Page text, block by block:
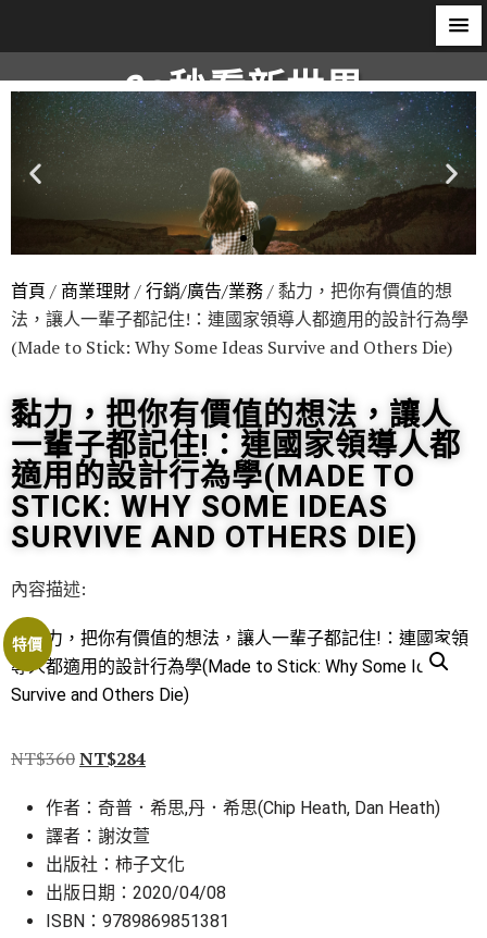
60秒看新世界
柿子文化
首頁 / 商業理財/行銷/廣告/業務/ 黏力，把你有價值的想
法，讓人一輩子都記住!：連國家領導人都適用的設計行為學
(Made to Stick: Why Some Ideas Survive and Others Die)
黏力，把你有價值的想法，讓人
一輩子都記住!：連國家領導人都
適用的設計行為學(MADE TO
STICK: WHY SOME IDEAS
SURVIVE AND OTHERS DIE)
內容描述:
特價
NT$360NT$284
作者：奇普．希思,丹．希思(Chip Heath, Dan Heath)
譯者：謝汝萱
出版社：柿子文化
出版日期：2020/04/08
ISBN：9789869851381